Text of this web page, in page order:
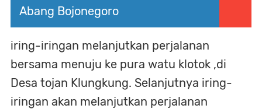
Abang Bojonegoro
iring-iringan melanjutkan perjalanan
bersama menuju ke pura watu klotok ,di
Desa tojan Klungkung. Selanjutnya iring-
iringan akan melanjutkan perjalanan